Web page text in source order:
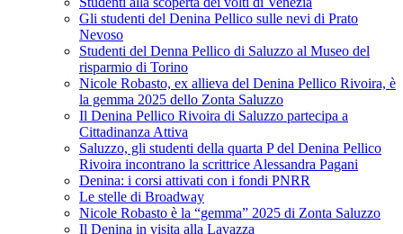
Gli studenti del Denina Pellico sulle nevi di Prato
Nevoso
Studenti del Denna Pellico di Saluzzo al Museo del
risparmio di Torino
Nicole Robasto, ex allieva del Denina Pellico Rivoira, è
la gemma 2025 dello Zonta Saluzzo
Il Denina Pellico Rivoira di Saluzzo partecipa a
Cittadinanza Attiva
Saluzzo, gli studenti della quarta P del Denina Pellico
Rivoira incontrano la scrittrice Alessandra Pagani
Denina: i corsi attivati con i fondi PNRR
Le stelle di Broadway
Nicole Robasto è la “gemma” 2025 di Zonta Saluzzo
Il Denina in visita alla Lavazza